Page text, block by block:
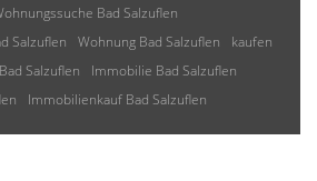
Bad Salzuflen
Salzuflen
Wohnung Bad Salzuflen
kaufen
Salzuflen
Immobilie Bad Salzuflen
Immobilienkauf Bad Salzuflen